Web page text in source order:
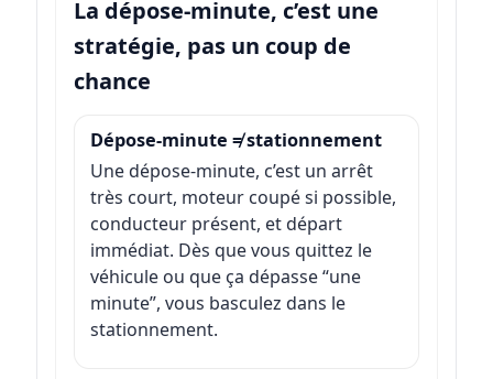
La dépose-minute, c’est une
stratégie, pas un coup de
chance
Dépose-minute ≠ stationnement
Une dépose-minute, c’est un arrêt
très court, moteur coupé si possible,
conducteur présent, et départ
immédiat. Dès que vous quittez le
véhicule ou que ça dépasse “une
minute”, vous basculez dans le
stationnement.